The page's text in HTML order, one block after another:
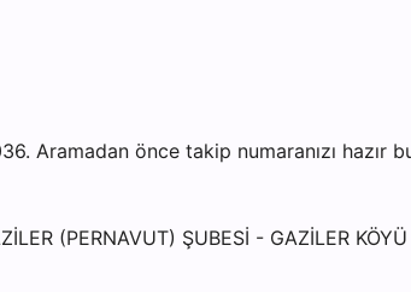
önce takip numaranızı hazır
(PERNAVUT) ŞUBESİ - GAZİLER